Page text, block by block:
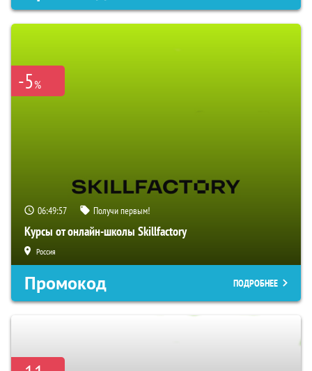
-5%
06:49:56 Получи первым!
Курсы от онлайн-школы Skillfactory
Россия
Промокод ПОДРОБНЕЕ